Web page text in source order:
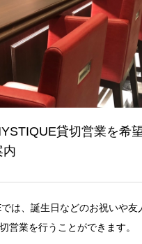
貸切営業を希
内
は、誕生日などのお祝いや友
営業を行うことができます。